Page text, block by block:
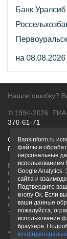
Банк Уралсиб
на 08.08.2026
Нашли ошибку?
© 1994-2026. РИА
370-61-71
О проекте
Правовая
Вся информация о
bankinform.ru, носит
не является
ГК РФ. Информация
может быть
банков или при
товарные знаки
Bankinform.ru
файлы и
персональные
использованием
Google Analytics.
сайта и
Подтвердите
кнопу Ок. Если
ваши данные
пожалуйста,
использование
браузере.